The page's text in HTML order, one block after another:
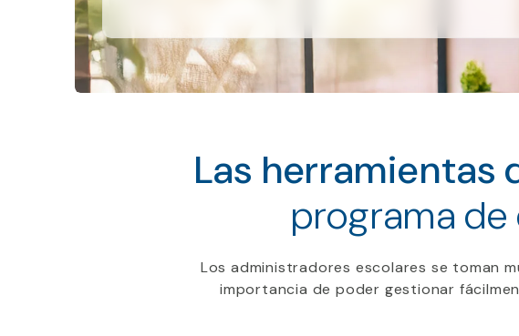
Las herramientas
programa
Los administradores escolares se toman
importancia de poder gestionar